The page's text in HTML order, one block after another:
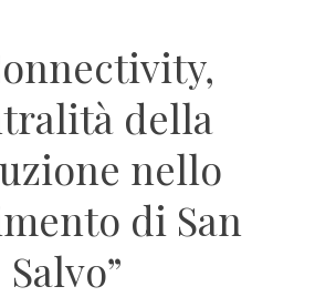
della
nello
di San
Salvo”